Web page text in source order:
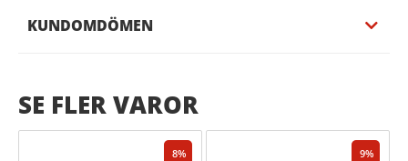
KUNDOMDÖMEN
SE FLER VAROR
8 9